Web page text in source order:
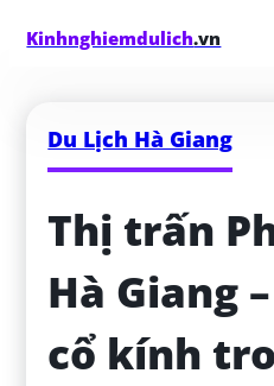
Kinhnghiemdulich.vn
Du Lịch Hà Giang
Thị trấn
Hà Giang
cổ kính